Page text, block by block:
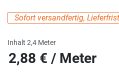
Sofort versandfertig,
Inhalt 2,4 Meter
2,88 € / Meter